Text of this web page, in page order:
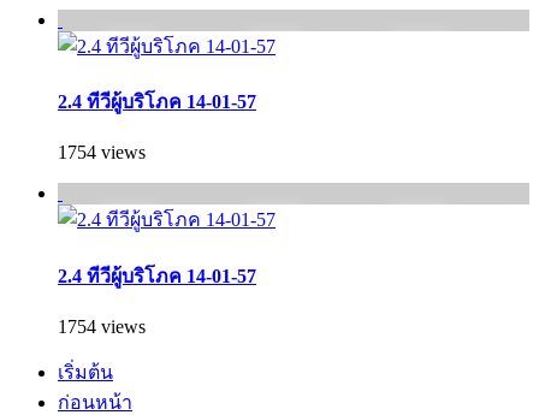
2.4 ทีวีผู้บริโภค 14-01-57
1754 views
2.4 ทีวีผู้บริโภค 14-01-57
1754 views
เริ่มต้น
ก่อนหน้า